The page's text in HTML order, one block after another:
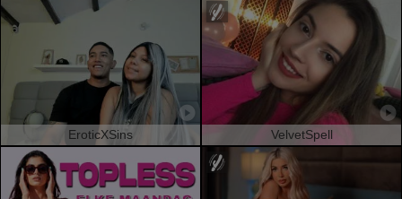
EroticXSins VelvetSpell